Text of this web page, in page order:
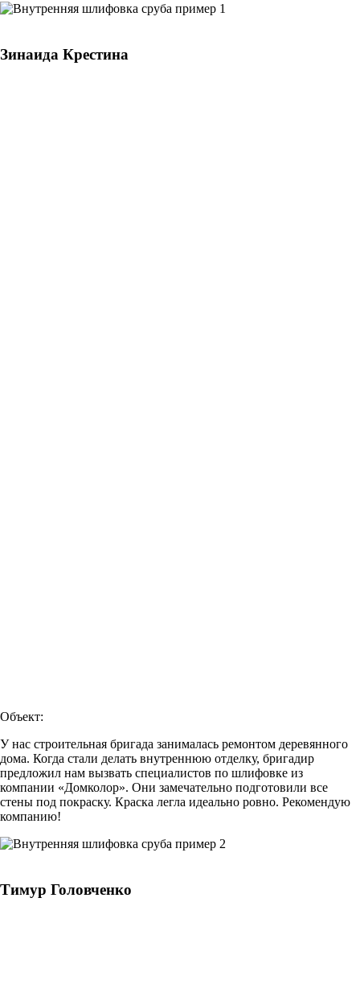
Зинаида Крестина
Объект:
У нас строительная бригада занималась ремонтом деревянного
дома. Когда стали делать внутреннюю отделку, бригадир
предложил нам вызвать специалистов по шлифовке из
компании «Домколор». Они замечательно подготовили все
стены под покраску. Краска легла идеально ровно. Рекомендую
компанию!
Тимур Головченко